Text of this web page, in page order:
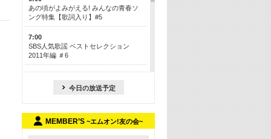
あの頃がよみがえる! みんなの青春ソ
ング特集【歌詞入り】#5
7:00
SBS人気歌謡 ベストセレクション
2011年編 ＃6
今も昔も愛される鉄板カラオケメドレ
ー【歌詞入り】 一挙5時間！
13:30
Apple Music カウントダウン 20
今日の放送予定
MEMBER’S ~エムオン!友の会~